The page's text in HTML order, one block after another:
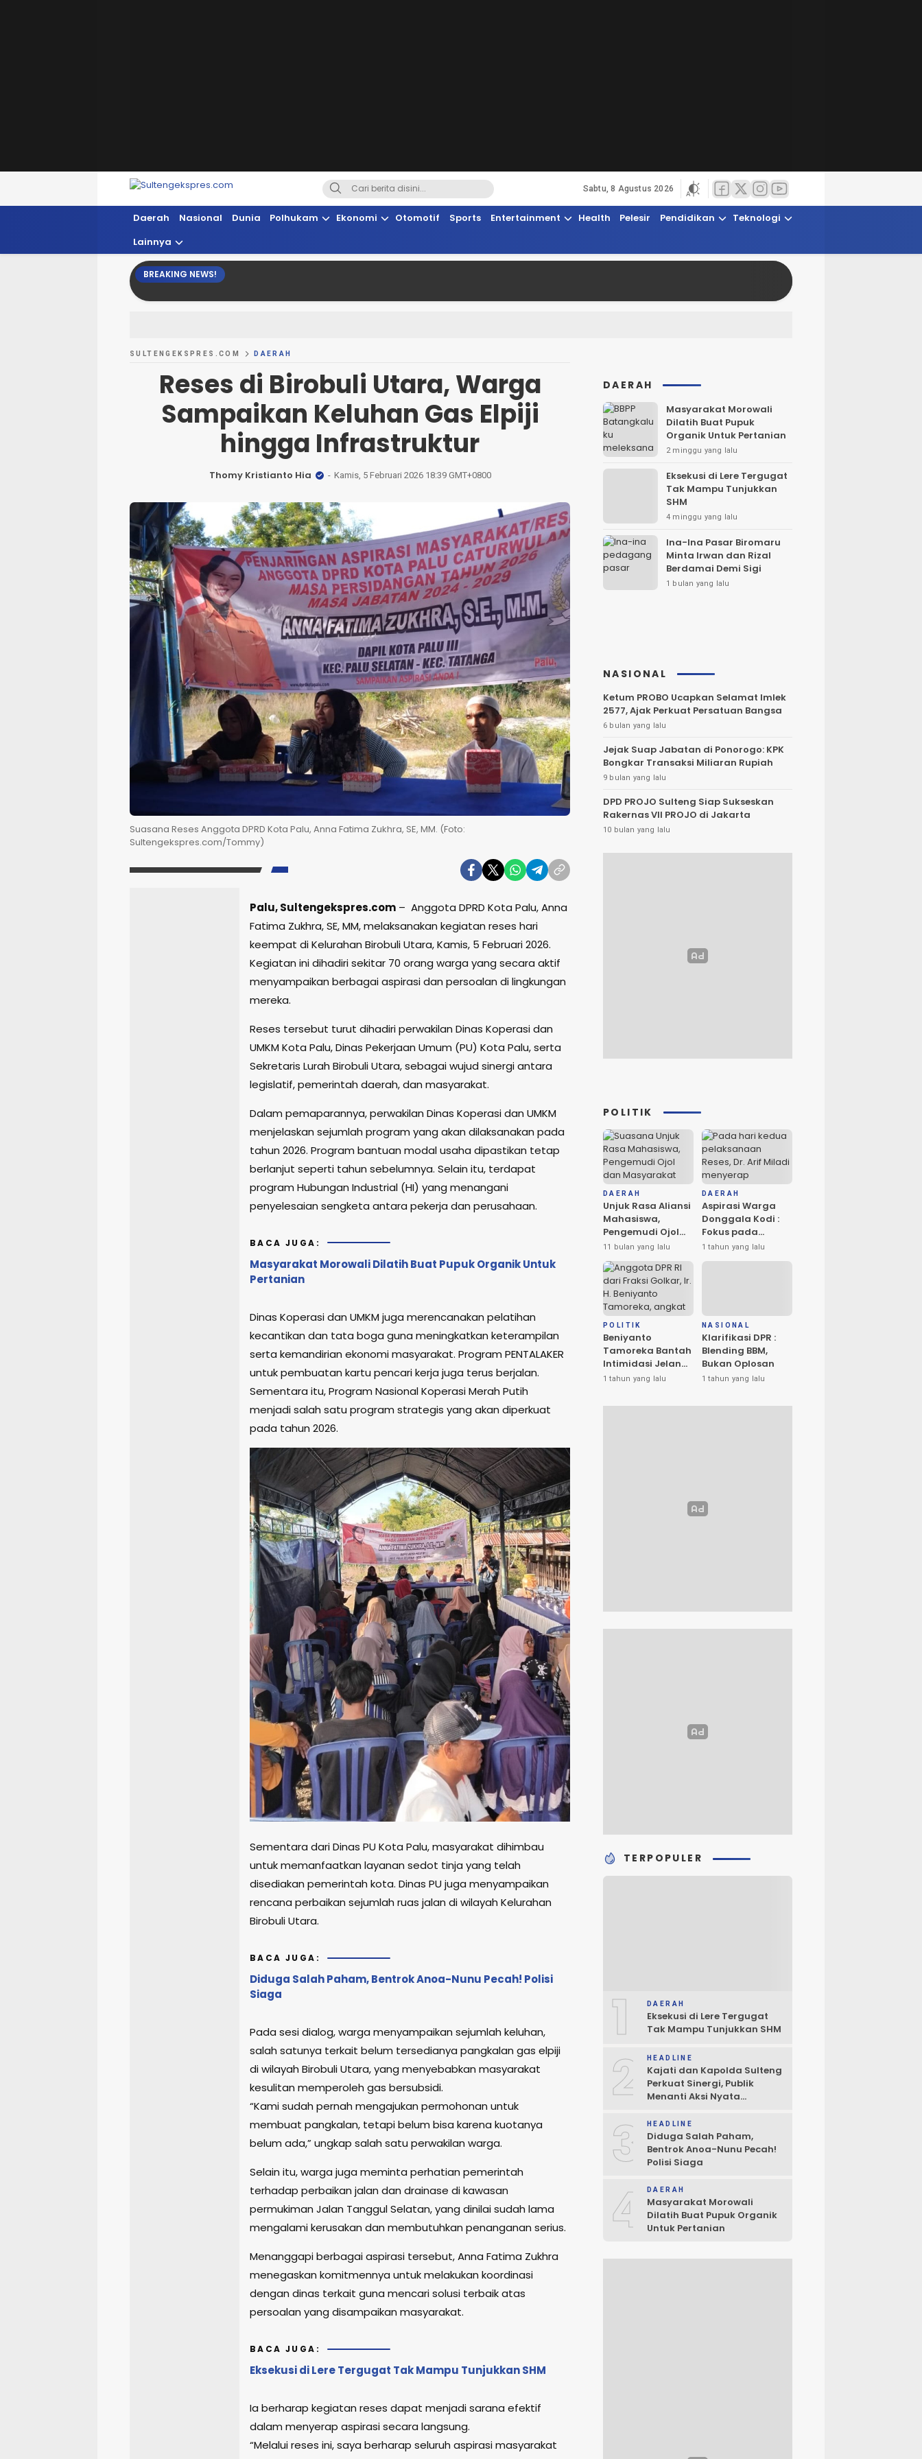
Sultengekspres.com
Berita Seputar Sulteng Hari Ini, Update Terkini, Suaranya Rakyat Sulteng
Sabtu, 8 Agustus 2026
Daerah Nasional Dunia Polhukam Ekonomi Otomotif Sports Entertainment Health Pelesir Pendidikan
Teknologi
Lainnya
BREAKING NEWS!
SULTENGEKSPRES.COM DAERAH
Reses di Birobuli Utara, Warga
Sampaikan Keluhan Gas Elpiji
hingga Infrastruktur
Thomy Kristianto Hia Kamis, 5 Februari 2026 18:39 GMT+0800
Suasana Reses Anggota DPRD Kota Palu, Anna Fatima Zukhra, SE, MM. (Foto:
Sultengekspres.com/Tommy)
Palu, Sultengekspres.com – Anggota DPRD Kota Palu, Anna
Fatima Zukhra, SE, MM, melaksanakan kegiatan reses hari
keempat di Kelurahan Birobuli Utara, Kamis, 5 Februari 2026.
Kegiatan ini dihadiri sekitar 70 orang warga yang secara aktif
menyampaikan berbagai aspirasi dan persoalan di lingkungan
mereka.
Reses tersebut turut dihadiri perwakilan Dinas Koperasi dan
UMKM Kota Palu, Dinas Pekerjaan Umum (PU) Kota Palu, serta
Sekretaris Lurah Birobuli Utara, sebagai wujud sinergi antara
legislatif, pemerintah daerah, dan masyarakat.
Dalam pemaparannya, perwakilan Dinas Koperasi dan UMKM
menjelaskan sejumlah program yang akan dilaksanakan pada
tahun 2026. Program bantuan modal usaha dipastikan tetap
berlanjut seperti tahun sebelumnya. Selain itu, terdapat
program Hubungan Industrial (HI) yang menangani
penyelesaian sengketa antara pekerja dan perusahaan.
BACA JUGA:
Masyarakat Morowali Dilatih Buat Pupuk Organik Untuk
Pertanian
Dinas Koperasi dan UMKM juga merencanakan pelatihan
kecantikan dan tata boga guna meningkatkan keterampilan
serta kemandirian ekonomi masyarakat. Program PENTALAKER
untuk pembuatan kartu pencari kerja juga terus berjalan.
Sementara itu, Program Nasional Koperasi Merah Putih
menjadi salah satu program strategis yang akan diperkuat
pada tahun 2026.
Sementara dari Dinas PU Kota Palu, masyarakat dihimbau
untuk memanfaatkan layanan sedot tinja yang telah
disediakan pemerintah kota. Dinas PU juga menyampaikan
rencana perbaikan sejumlah ruas jalan di wilayah Kelurahan
Birobuli Utara.
BACA JUGA:
Diduga Salah Paham, Bentrok Anoa-Nunu Pecah! Polisi
Siaga
Pada sesi dialog, warga menyampaikan sejumlah keluhan,
salah satunya terkait belum tersedianya pangkalan gas elpiji
di wilayah Birobuli Utara, yang menyebabkan masyarakat
kesulitan memperoleh gas bersubsidi.
“Kami sudah pernah mengajukan permohonan untuk
membuat pangkalan, tetapi belum bisa karena kuotanya
belum ada,” ungkap salah satu perwakilan warga.
Selain itu, warga juga meminta perhatian pemerintah
terhadap perbaikan jalan dan drainase di kawasan
permukiman Jalan Tanggul Selatan, yang dinilai sudah lama
mengalami kerusakan dan membutuhkan penanganan serius.
Menanggapi berbagai aspirasi tersebut, Anna Fatima Zukhra
menegaskan komitmennya untuk melakukan koordinasi
dengan dinas terkait guna mencari solusi terbaik atas
persoalan yang disampaikan masyarakat.
BACA JUGA:
Eksekusi di Lere Tergugat Tak Mampu Tunjukkan SHM
Ia berharap kegiatan reses dapat menjadi sarana efektif
dalam menyerap aspirasi secara langsung.
“Melalui reses ini, saya berharap seluruh aspirasi masyarakat
DAERAH
Masyarakat Morowali
Dilatih Buat Pupuk
Organik Untuk Pertanian
2 minggu yang lalu
Eksekusi di Lere Tergugat
Tak Mampu Tunjukkan
SHM
4 minggu yang lalu
Ina-Ina Pasar Biromaru
Minta Irwan dan Rizal
Berdamai Demi Sigi
1 bulan yang lalu
NASIONAL
Ketum PROBO Ucapkan Selamat Imlek
2577, Ajak Perkuat Persatuan Bangsa
6 bulan yang lalu
Jejak Suap Jabatan di Ponorogo: KPK
Bongkar Transaksi Miliaran Rupiah
9 bulan yang lalu
DPD PROJO Sulteng Siap Sukseskan
Rakernas VII PROJO di Jakarta
10 bulan yang lalu
POLITIK
DAERAH
Unjuk Rasa Aliansi
Mahasiswa,
Pengemudi Ojol
dan Masyarakat
Kota Palu
Berlangsung
Damai
11 bulan yang lalu
DAERAH
Aspirasi Warga
Donggala Kodi :
Fokus pada
Penerangan dan
Drainase
1 tahun yang lalu
POLITIK
Beniyanto
Tamoreka Bantah
Intimidasi Jelang
PSU Banggai:
Redakan Suasana
1 tahun yang lalu
NASIONAL
Klarifikasi DPR :
Blending BBM,
Bukan Oplosan
1 tahun yang lalu
TERPOPULER
1 DAERAH
Eksekusi di Lere Tergugat
Tak Mampu Tunjukkan SHM
2 HEADLINE
Kajati dan Kapolda Sulteng
Perkuat Sinergi, Publik
Menanti Aksi Nyata
3 HEADLINE
Diduga Salah Paham,
Bentrok Anoa-Nunu Pecah!
Polisi Siaga
4 DAERAH
Masyarakat Morowali
Dilatih Buat Pupuk Organik
Untuk Pertanian